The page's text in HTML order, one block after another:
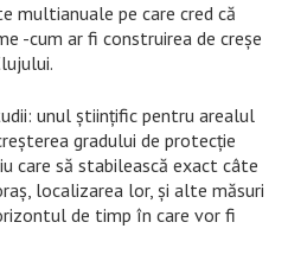
multianuale pe care cred că
-cum ar fi construirea de creșe
unul științific pentru arealul
gradului de protecție
care să stabilească exact câte
localizarea lor, și alte măsuri
de timp în care vor fi